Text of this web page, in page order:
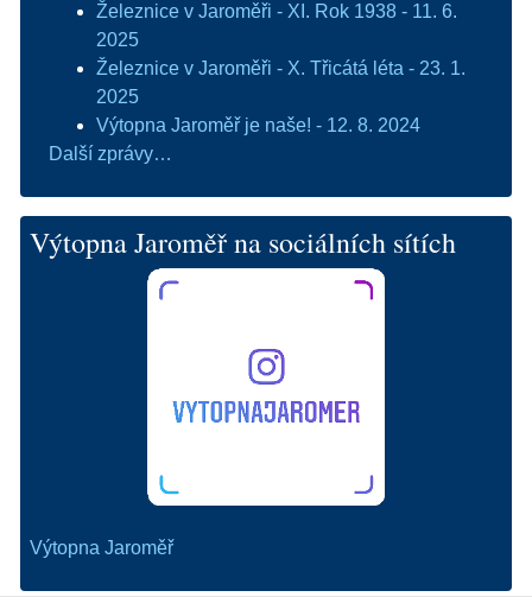
Železnice v Jaroměři - XI. Rok 1938 - 11. 6.
2025
Železnice v Jaroměři - X. Třicátá léta - 23. 1.
2025
Výtopna Jaroměř je naše! - 12. 8. 2024
Další zprávy…
Výtopna Jaroměř na sociálních sítích
Výtopna Jaroměř